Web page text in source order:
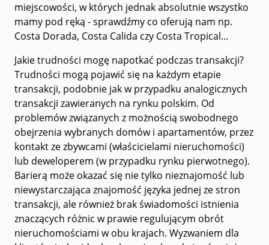
miejscowości, w których jednak absolutnie wszystko
mamy pod ręką - sprawdźmy co oferują nam np.
Costa Dorada, Costa Calida czy Costa Tropical...
Jakie trudności mogę napotkać podczas transakcji?
Trudności mogą pojawić się na każdym etapie
transakcji, podobnie jak w przypadku analogicznych
transakcji zawieranych na rynku polskim. Od
problemów związanych z możnością swobodnego
obejrzenia wybranych domów i apartamentów, przez
kontakt ze zbywcami (właścicielami nieruchomości)
lub deweloperem (w przypadku rynku pierwotnego).
Barierą może okazać się nie tylko nieznajomość lub
niewystarczająca znajomość języka jednej ze stron
transakcji, ale również brak świadomości istnienia
znaczących różnic w prawie regulującym obrót
nieruchomościami w obu krajach. Wyzwaniem dla